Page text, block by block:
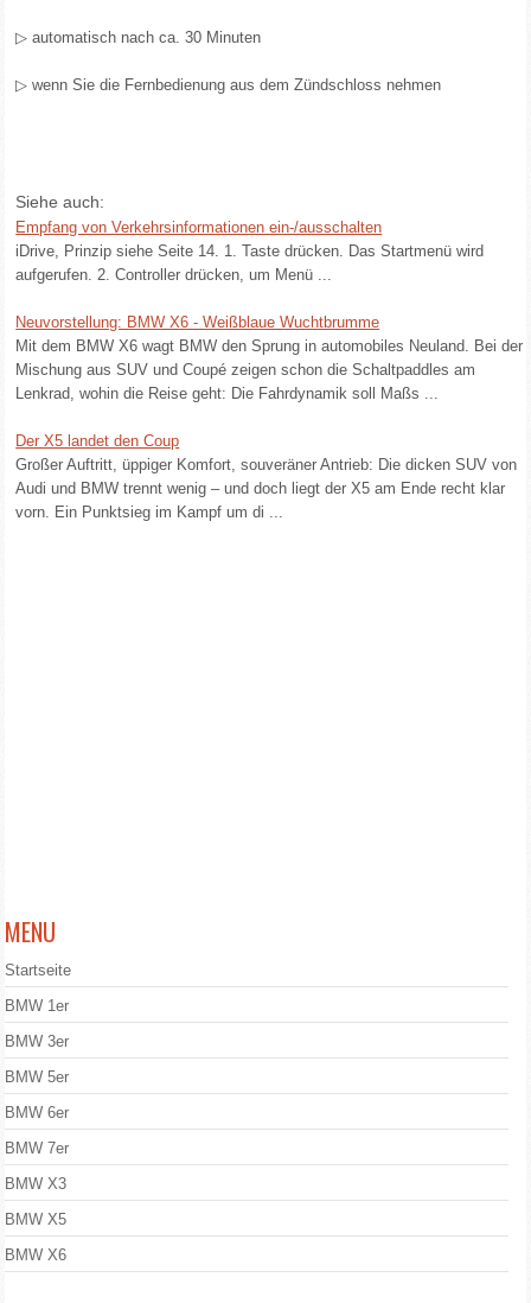
▷ automatisch nach ca. 30 Minuten
▷ wenn Sie die Fernbedienung aus dem Zündschloss nehmen
Siehe auch:
Empfang von Verkehrsinformationen ein-/ausschalten
iDrive, Prinzip siehe Seite 14. 1. Taste drücken. Das Startmenü wird
aufgerufen. 2. Controller drücken, um Menü ...
Neuvorstellung: BMW X6 - Weißblaue Wuchtbrumme
Mit dem BMW X6 wagt BMW den Sprung in automobiles Neuland. Bei der
Mischung aus SUV und Coupé zeigen schon die Schaltpaddles am
Lenkrad, wohin die Reise geht: Die Fahrdynamik soll Maßs ...
Der X5 landet den Coup
Großer Auftritt, üppiger Komfort, souveräner Antrieb: Die dicken SUV von
Audi und BMW trennt wenig – und doch liegt der X5 am Ende recht klar
vorn. Ein Punktsieg im Kampf um di ...
MENU
Startseite
BMW 1er
BMW 3er
BMW 5er
BMW 6er
BMW 7er
BMW X3
BMW X5
BMW X6